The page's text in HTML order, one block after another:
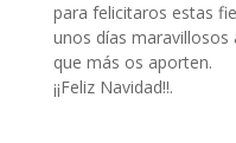
para felicitaros estas
unos días maravillosos
que más os aporten.
¡¡Feliz Navidad!!.